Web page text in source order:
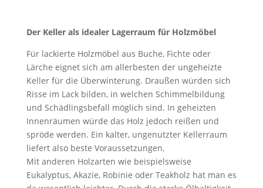
Der Keller als idealer Lagerraum für Holzmöbel
Für lackierte Holzmöbel aus Buche, Fichte oder
Lärche eignet sich am allerbesten der ungeheizte
Keller für die Überwinterung. Draußen würden sich
Risse im Lack bilden, in welchen Schimmelbildung
und Schädlingsbefall möglich sind. In geheizten
Innenräumen würde das Holz jedoch reißen und
spröde werden. Ein kalter, ungenutzter Kellerraum
liefert also beste Voraussetzungen.
Mit anderen Holzarten wie beispielsweise
Eukalyptus, Akazie, Robinie oder Teakholz hat man es